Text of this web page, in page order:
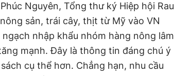
Nguyên, Tổng thư ký Hiệp hội Rau
sản, trái cây, thịt từ Mỹ vào VN
nhập khẩu nhóm hàng nông lâm
mạnh. Đây là thông tin đáng chú ý
cụ thể hơn. Chẳng hạn, nhu cầu